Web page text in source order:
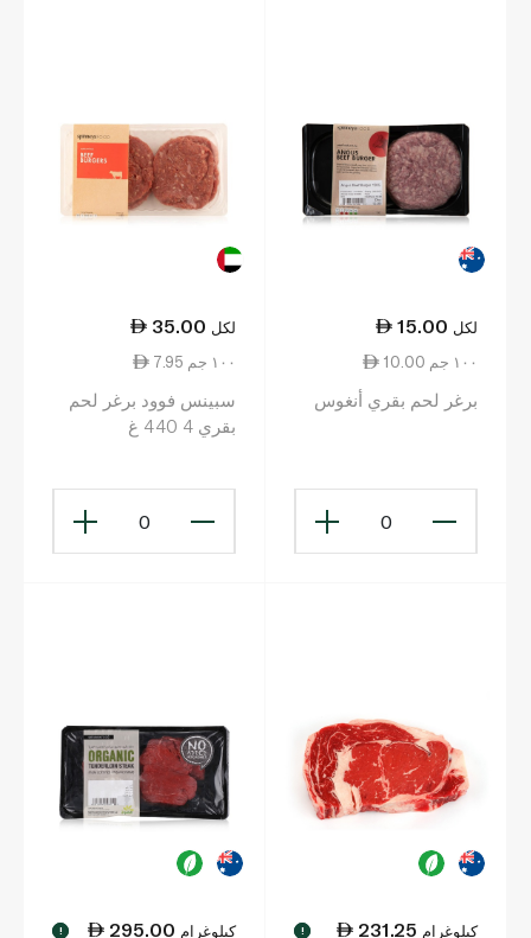
15.00 لكل
10.00 ١٠٠ جم
برغر لحم بقري أنغوس
0
35.00 لكل
7.95 ١٠٠ جم
سبينس فوود برغر لحم
بقري 4 440 غ
0
231.25 كيلوغرام !
295.00 كيلوغرام !